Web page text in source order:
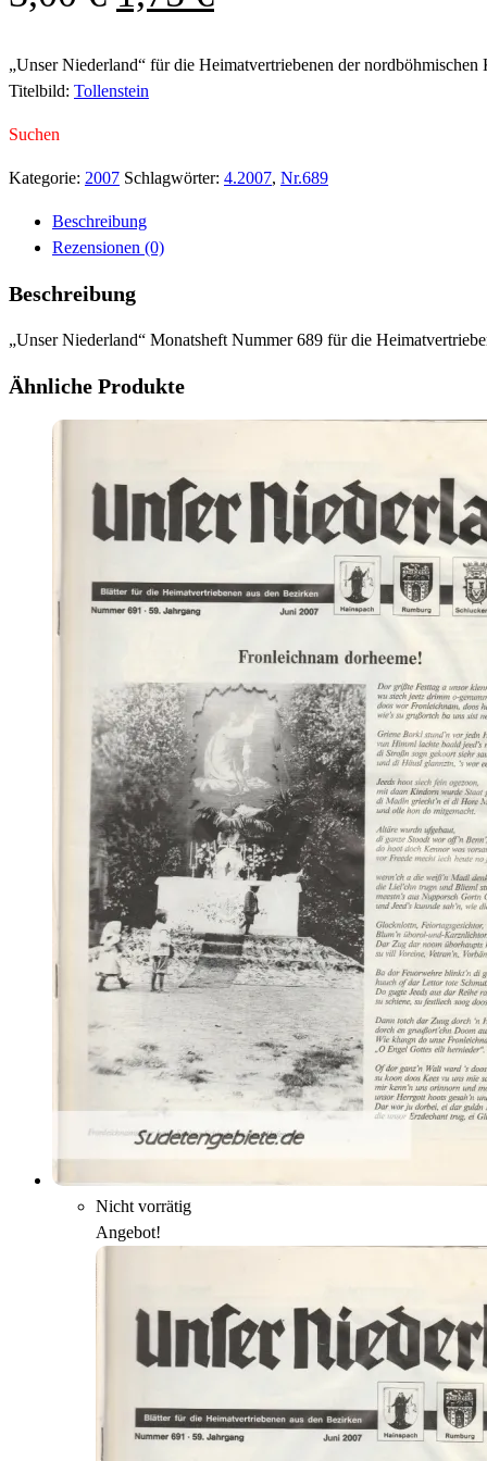
war:
3,00 €
ist:
„Unser Niederland“ für die Heimatvertriebenen der
Titelbild: Tollenstein
Suchen
Kategorie: 2007 Schlagwörter: 4.2007, Nr.689
Beschreibung
Rezensionen (0)
Beschreibung
„Unser Niederland“ Monatsheft Nummer 689 für die
Ähnliche Produkte
Nicht vorrätig
Angebot!